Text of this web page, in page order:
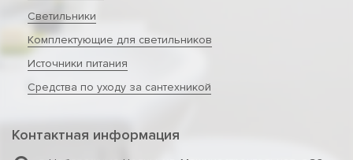
Светильники
Комплектующие для светильников
Источники питания
Средства по уходу за сантехникой
Контактная информация